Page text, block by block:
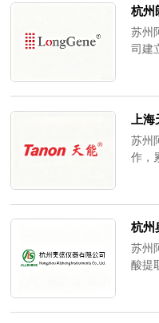
海知
箱的
富，
振
杭州
苏州
司建
研机
朗
到售
式服
上
苏州
作，
全自
类，
究工
杭州
苏州
酸提
仪
机
统等